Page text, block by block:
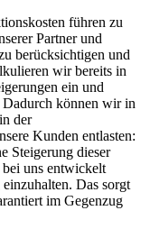
führen zu
Partner und
berücksichtigen und
wir bereits in
ein und
Dadurch können wir in
der
Kunden entlasten:
Steigerung dieser
bei uns entwickelt
Das sorgt
im Gegenzug